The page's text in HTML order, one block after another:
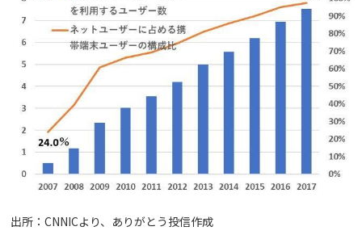
出所：CNNICより、ありがとう投信作成